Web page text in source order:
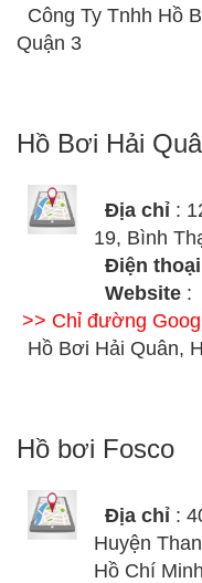
Công Ty Tnhh Hồ
Quận 3
Hồ Bơi Hải
Địa chỉ :
19, Bình
Điện thoại
Website :
>> Chỉ đường
Hồ Bơi Hải Quân,
Hồ bơi Fosco
Địa chỉ :
Huyện
Hồ Chí